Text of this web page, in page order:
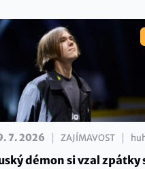
7. 2026 ZAJÍMAVOST
démon si vzal zpátky